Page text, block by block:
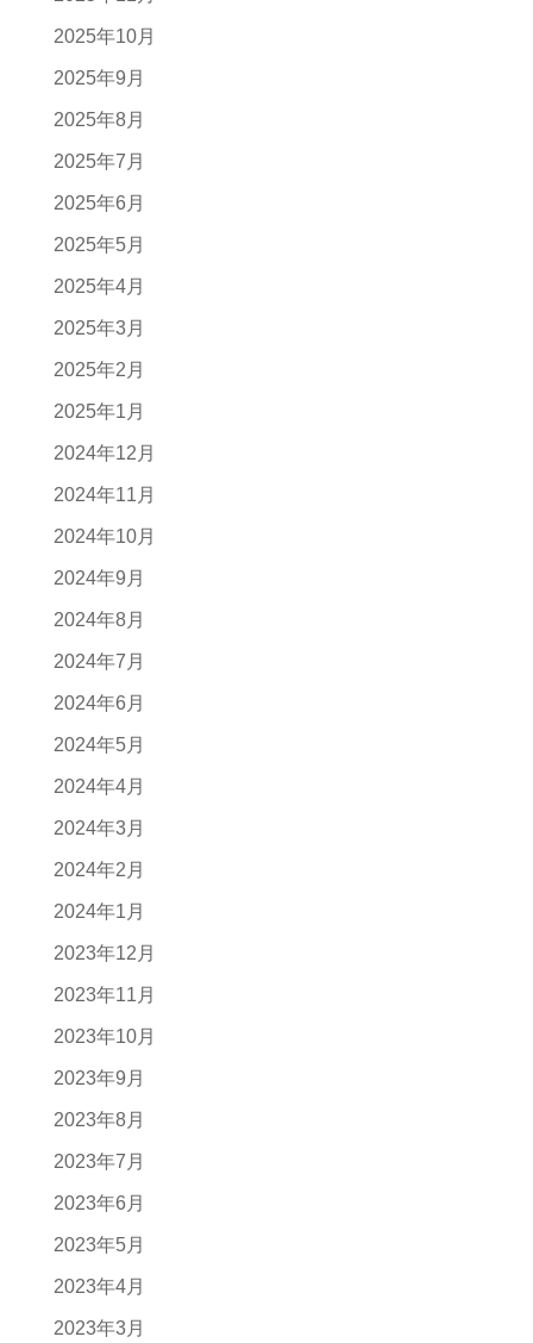
2025年10月
2025年9月
2025年8月
2025年7月
2025年6月
2025年5月
2025年4月
2025年3月
2025年2月
2025年1月
2024年12月
2024年11月
2024年10月
2024年9月
2024年8月
2024年7月
2024年6月
2024年5月
2024年4月
2024年3月
2024年2月
2024年1月
2023年12月
2023年11月
2023年10月
2023年9月
2023年8月
2023年7月
2023年6月
2023年5月
2023年4月
2023年3月